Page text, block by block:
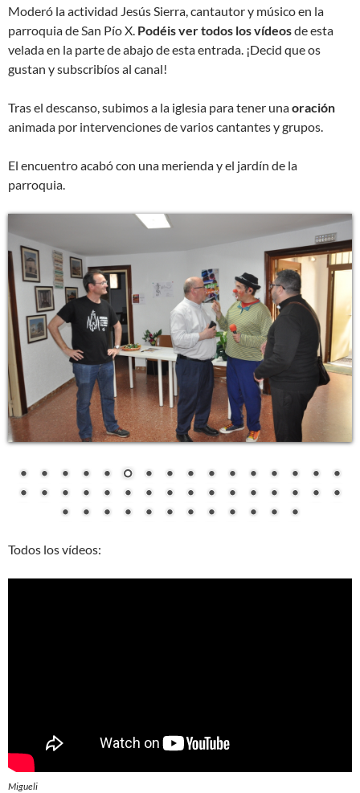
Moderó la actividad Jesús Sierra, cantautor y músico en la
parroquia de San Pío X. Podéis ver todos los vídeosde esta
velada en la parte de abajo de esta entrada. ¡Decid que os
gustan y subscribíos al canal!
Tras el descanso, subimos a la iglesia para tener unaoración
animada por intervenciones de varios cantantes y grupos.
El encuentro acabó con una merienda y el jardín de la
parroquia.
Todos los vídeos:
Migueli